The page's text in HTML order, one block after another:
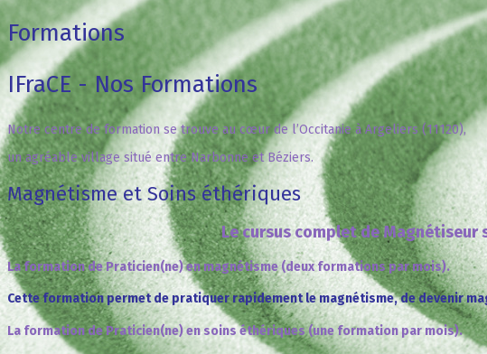
Formations
IFraCE - Nos Formations
Notre centre de formation se trouve au cœur de l’Occitanie à Argeliers (11120),
un agréable village situé entre Narbonne et Béziers.
Magnétisme et Soins éthériques
Le cursus complet de
La formation de Praticien(ne) en magnétisme (deux formations par mois).
Cette formation permet de pratiquer rapidement le magnétisme, de devenir
La formation de Praticien(ne) en soins éthériques (une formation par mois).